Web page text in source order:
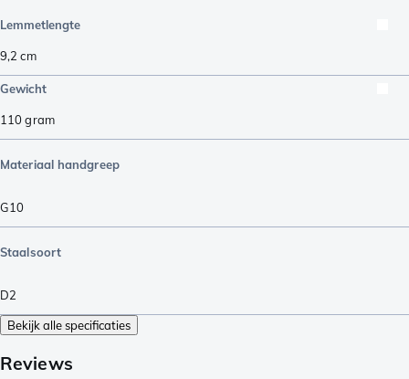
Lemmetlengte
9,2 cm
Gewicht
110gram
Materiaal handgreep
G10
Staalsoort
D2
Bekijk alle specificaties
Reviews